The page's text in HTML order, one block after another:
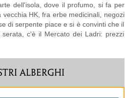
dell'isola, dove il profumo, si fa per
HK, fra erbe medicinali, negozi
di serpente piace e si è convinti che il
c'è il Mercato dei Ladri: prezzi
ALBERGHI